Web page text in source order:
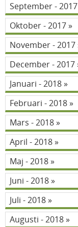
September - 2017
Oktober - 2017
November - 2017
December - 2017
Januari - 2018
Februari - 2018
Mars - 2018
April - 2018
Maj - 2018
Juni - 2018
Juli - 2018
Augusti - 2018